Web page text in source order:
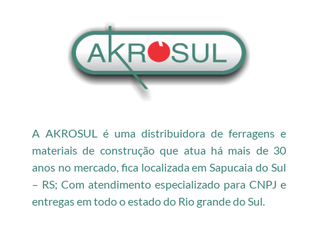
A AKROSUL é uma distribuidora de ferragens e
materiais de construção que atua há mais de 30
anos no mercado, fica localizada em Sapucaia do Sul
– RS; Com atendimento especializado para CNPJ e
entregas em todo o estado do Rio grande do Sul.